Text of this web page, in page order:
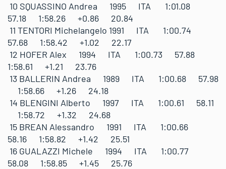
10 SQUASSINO Andrea 1995 ITA 1:01.08
57.18 1:58.26 +0.86 20.84
11 TENTORI Michelangelo 1991 ITA 1:00.74
57.68 1:58.42 +1.02 22.17
12 HOFER Alex 1994 ITA 1:00.73 57.88
1:58.61 +1.21 23.76
13 BALLERIN Andrea 1989 ITA 1:00.68 57.98
1:58.66 +1.26 24.18
14 BLENGINI Alberto 1997 ITA 1:00.61 58.11
1:58.72 +1.32 24.68
15 BREAN Alessandro 1991 ITA 1:00.66
58.16 1:58.82 +1.42 25.51
16 GUALAZZI Michele 1994 ITA 1:00.77
58.08 1:58.85 +1.45 25.76